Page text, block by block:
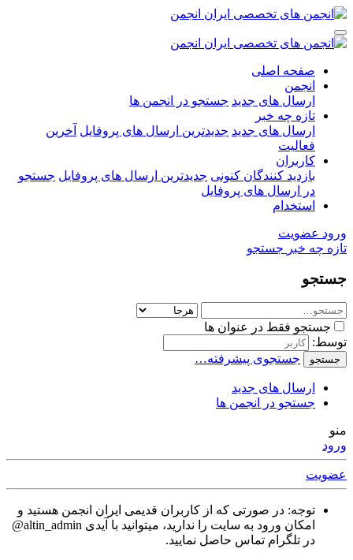
صفحه اصلی
انجمن
ارسال های جدید جستجو در انجمن ها
تازه چه خبر
ارسال های جدید جدیدترین ارسال های پروفایل آخرین
فعالیت
کاربران
بازدید کنندگان کنونی جدیدترین ارسال های پروفایل جستجو
در ارسال های پروفایل
استخدام
ورود عضویت
تازه چه خبر جستجو
جستجو
جستجو فقط در عنوان ها
توسط:
جستجو جستجوی پیشرفته…
ارسال های جدید
جستجو در انجمن ها
منو
ورود
عضویت
توجه: در صورتی که از کاربران قدیمی ایران انجمن هستید و
امکان ورود به سایت را ندارید، میتوانید با آیدی altin_admin@
در تلگرام تماس حاصل نمایید.